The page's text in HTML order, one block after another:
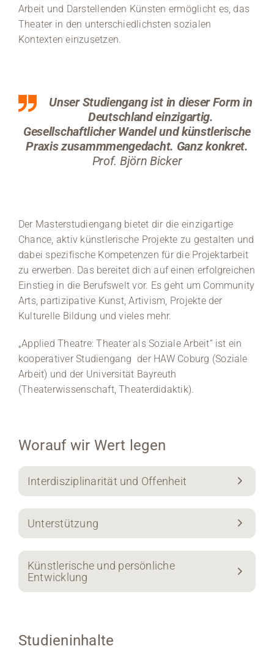
Arbeit und Darstellenden Künsten ermöglicht es, das
Theater in den unterschiedlichsten sozialen
Kontexten einzusetzen.
Unser Studiengang ist in dieser Form in
Deutschland einzigartig.
Gesellschaftlicher Wandel und künstlerische
Praxis zusammmengedacht. Ganz konkret.
Prof. Björn Bicker
Der Masterstudiengang bietet dir die einzigartige
Chance, aktiv künstlerische Projekte zu gestalten und
dabei spezifische Kompetenzen für die Projektarbeit
zu erwerben. Das bereitet dich auf einen erfolgreichen
Einstieg in die Berufswelt vor. Es geht um Community
Arts, partizipative Kunst, Artivism, Projekte der
Kulturelle Bildung und vieles mehr.
„Applied Theatre: Theater als Soziale Arbeit“ ist ein
kooperativer Studiengang der HAW Coburg (Soziale
Arbeit) und der Universität Bayreuth
(Theaterwissenschaft, Theaterdidaktik).
Worauf wir Wert legen
Interdisziplinarität und Offenheit
Unterstützung
Künstlerische und persönliche
Entwicklung
Studieninhalte